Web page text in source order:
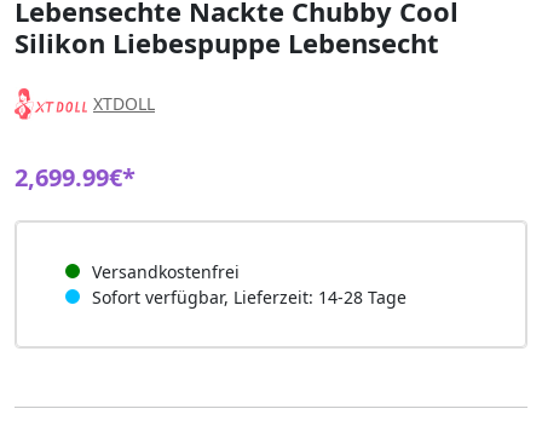
Lebensechte Nackte Chubby Cool
Silikon Liebespuppe Lebensecht
XTDOLL
2,699.99€*
Versandkostenfrei
Sofort verfügbar, Lieferzeit: 14-28 Tage